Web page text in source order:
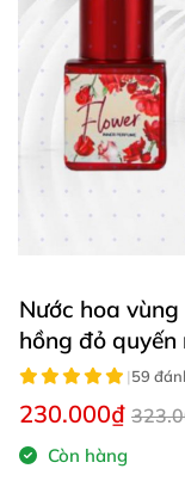
Nước hoa
hồng đỏ quyến
|59
230.000₫
Còn hàng